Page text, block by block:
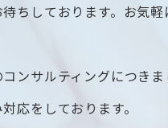
ちしております。お気
ンサルティングにつきま
応をしております。